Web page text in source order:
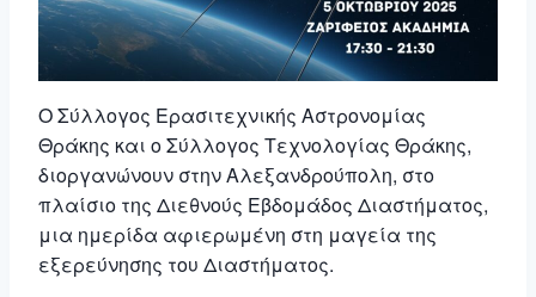
Ο Σύλλογος Ερασιτεχνικής Αστρονομίας
Θράκης και ο Σύλλογος Τεχνολογίας Θράκης,
διοργανώνουν στην Αλεξανδρούπολη, στο
πλαίσιο της Διεθνούς Εβδομάδος Διαστήματος,
μια ημερίδα αφιερωμένη στη μαγεία της
εξερεύνησης του Διαστήματος.